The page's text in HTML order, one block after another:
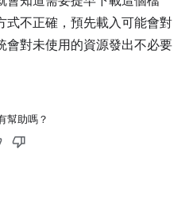
式不正確，預先載入可能會對
會對未使用的資源發出不必要
幫助嗎？